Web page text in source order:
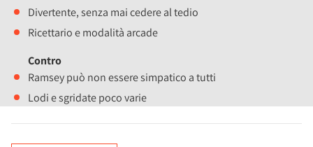
Divertente, senza mai cedere al tedio
Ricettario e modalità arcade
Contro
Ramsey può non essere simpatico a tutti
Lodi e sgridate poco varie